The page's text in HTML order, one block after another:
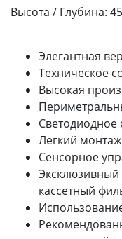
Высота / Глубина:
Элегантная
Техническое
Высокая
Легкий монтаж
Сенсорное
кассетный